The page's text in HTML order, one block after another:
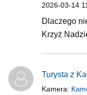
2026-03-14
Dlaczego
Krzyż
Turysta z
Kamera: